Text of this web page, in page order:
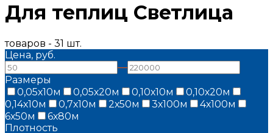
Для теплиц Светлица
товаров - 31 шт.
Цена, руб.
—
Размеры
0,05х10м
0,05х20м 0,10х10м
0,10х20м
0,14х10м
0,7х10м 2х50м 3х100м
4х100м
6х50м
6х80м
Плотность